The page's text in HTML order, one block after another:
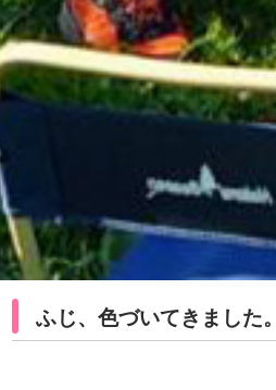
ふじ、色づいてきました。